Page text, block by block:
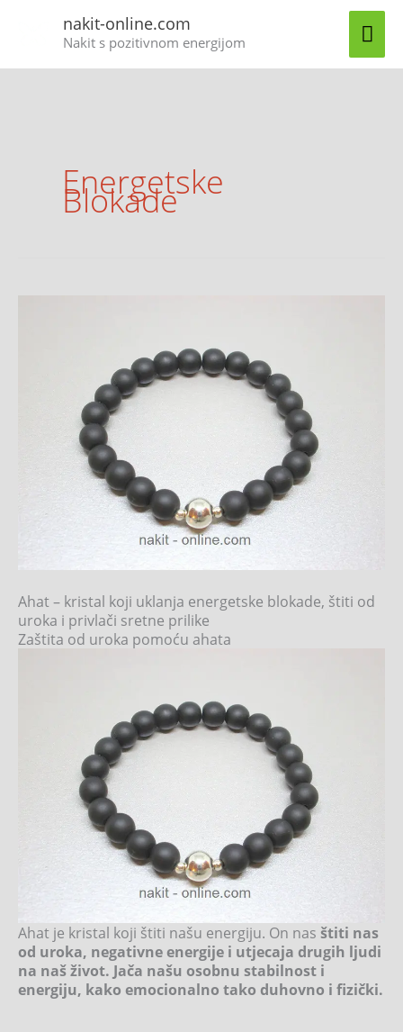
nakit-online.com
Nakit s pozitivnom energijom
Energetske
Blokade
Ahat – kristal koji uklanja energetske blokade, štiti od
uroka i privlači sretne prilike
Zaštita od uroka pomoću ahata
Ahat je kristal koji štiti našu energiju. On nas štiti nas
od uroka, negativne energije i utjecaja drugih ljudi
na naš život. Jača našu osobnu stabilnost i
energiju, kako emocionalno tako duhovno i fizički.